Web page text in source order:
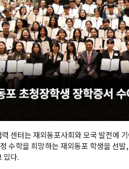
센터는 재외동포사회와 모국 발전에
수학을 희망하는 재외동포 학생을 선
있다.